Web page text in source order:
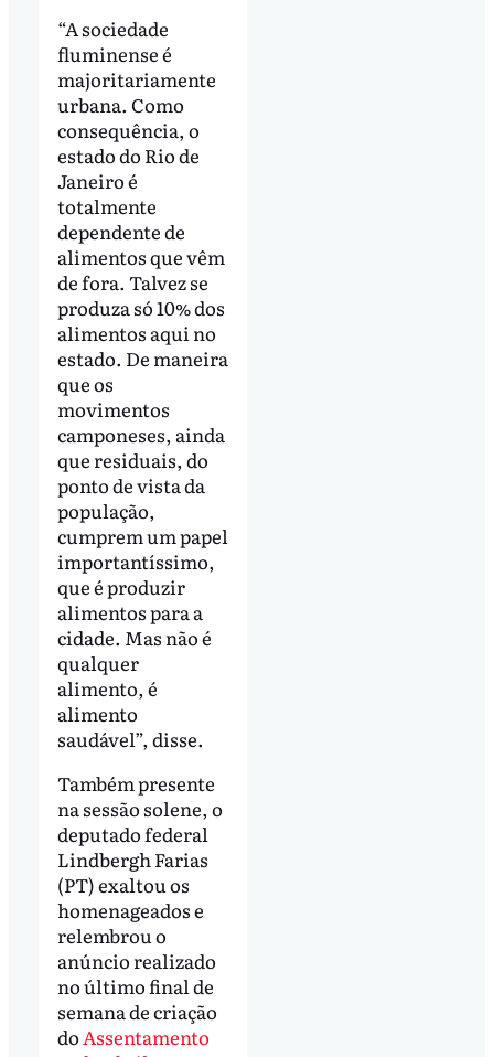
“A sociedade
fluminense é
majoritariamente
urbana. Como
consequência, o
estado do Rio de
Janeiro é
totalmente
dependente de
alimentos que vêm
de fora. Talvez se
produza só 10% dos
alimentos aqui no
estado. De maneira
que os
movimentos
camponeses, ainda
que residuais, do
ponto de vista da
população,
cumprem um papel
importantíssimo,
que é produzir
alimentos para a
cidade. Mas não é
qualquer
alimento, é
alimento
saudável”, disse.
Também presente
na sessão solene, o
deputado federal
Lindbergh Farias
(PT) exaltou os
homenageados e
relembrou o
anúncio realizado
no último final de
semana de criação
doAssentamento